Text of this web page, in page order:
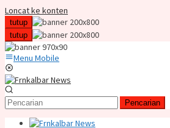
Loncat ke konten
tutup
tutup
Menu Mobile
Pencarian